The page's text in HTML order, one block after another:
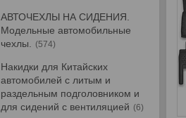
АВТОЧЕХЛЫ НА СИДЕНИЯ.
Модельные автомобильные
чехлы.
574
Накидки для Китайских
автомобилей с литым и
раздельным подголовником и
для сидений с вентиляцией
6